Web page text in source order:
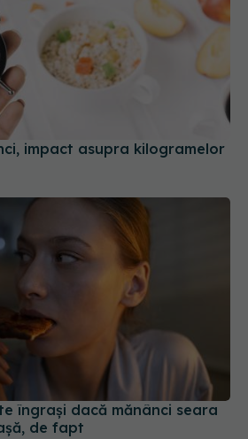
impact asupra kilogramelor
îngrași dacă mănânci seara
de fapt